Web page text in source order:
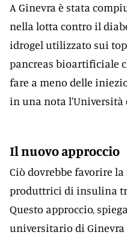
A Ginevra è stata
nella lotta contro il
idrogel utilizzato sui
pancreas bioartificiale
fare a meno delle
in una nota l'Università
Il nuovo approccio
Ciò dovrebbe favorire
produttrici di insulina
Questo approccio,
universitario di Ginevra